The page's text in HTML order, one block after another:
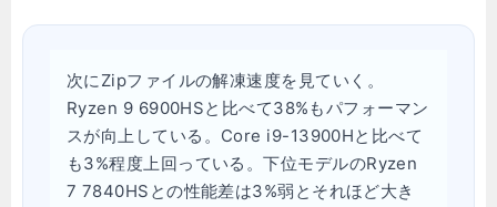
次にZipファイルの解凍速度を見ていく。
Ryzen 9 6900HSと比べて38%もパフォーマン
スが向上している。Core i9-13900Hと比べて
も3%程度上回っている。下位モデルのRyzen
7 7840HSとの性能差は3%弱とそれほど大き